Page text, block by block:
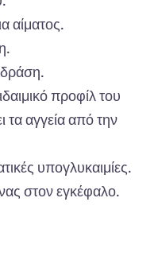
αίματος.
δράση.
προφίλ του
τα αγγεία από την
υπογλυκαιμίες.
στον εγκέφαλο.